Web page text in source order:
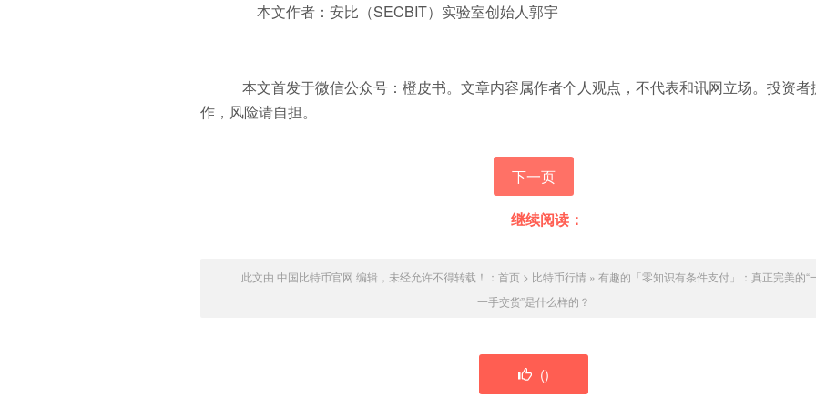
本文作者：安比（SECBIT）实验室创始人郭宇
本文首发于微信公众号：橙皮书。文章内容属作者个人观点，不代表和讯网立场。投资者
作，风险请自担。
下一页
继续阅读：
此文由 中国比特币官网 编辑，未经允许不得转载！： 首页 > 比特币行情 » 有趣的「零知识有条件支付」：真正完美的“
一手交货”是什么样的？
()